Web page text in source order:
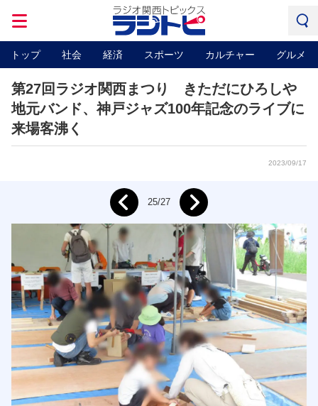
トップ 社会 経済 スポーツ カルチャー グルメ
第27回ラジオ関西まつり きただにひろしや
地元バンド、神戸ジャズ100年記念のライブに
来場客沸く
2023/09/17
Prev 25/27 Next